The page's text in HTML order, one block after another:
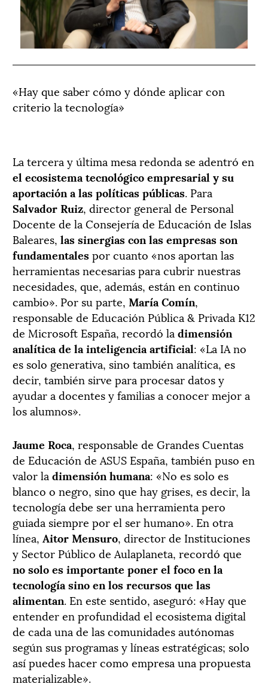
«Hay que saber cómo y dónde aplicar con
criterio la tecnología»
La tercera y última mesa redonda se adentró en
el ecosistema tecnológico empresarial y su
aportación a las políticas públicas. Para
Salvador Ruiz, director general de Personal
Docente de la Consejería de Educación de Islas
Baleares, las sinergias con las empresas son
fundamentalespor cuanto «nos aportan las
herramientas necesarias para cubrir nuestras
necesidades, que, además, están en continuo
cambio». Por su parte, María Comín,
responsable de Educación Pública & Privada K12
de Microsoft España, recordó la dimensión
analítica de la inteligencia artificial: «La IA no
es solo generativa, sino también analítica, es
decir, también sirve para procesar datos y
ayudar a docentes y familias a conocer mejor a
los alumnos».
Jaume Roca, responsable de Grandes Cuentas
de Educación de ASUS España, también puso en
valor la dimensión humana: «No es solo es
blanco o negro, sino que hay grises, es decir, la
tecnología debe ser una herramienta pero
guiada siempre por el ser humano». En otra
línea, Aitor Mensuro, director de Instituciones
y Sector Público de Aulaplaneta, recordó que
no solo es importante poner el foco en la
tecnología sino en los recursos que las
alimentan. En este sentido, aseguró: «Hay que
entender en profundidad el ecosistema digital
de cada una de las comunidades autónomas
según sus programas y líneas estratégicas; solo
así puedes hacer como empresa una propuesta
materializable».